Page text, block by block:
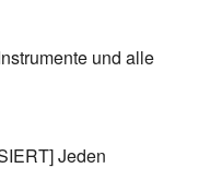
und alle
Jeden